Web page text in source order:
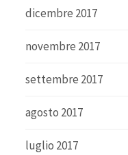
dicembre 2017
novembre 2017
settembre 2017
agosto 2017
luglio 2017